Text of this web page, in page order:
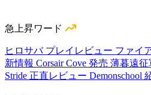
急上昇ワード
ヒロサバ プレイレビュー ファイ
新情報 Corsair Cove 発売 薄暮遠征
Stride 正直レビュー Demonschool